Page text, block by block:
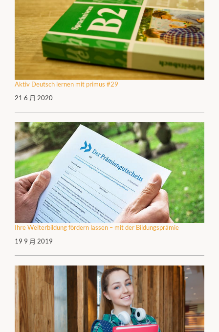
Aktiv Deutsch lernen mit primus #29
21 6 月 2020
Ihre Weiterbildung fördern lassen – mit der Bildungsprämie
19 9 月 2019